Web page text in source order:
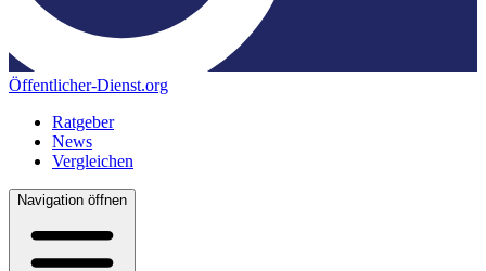
Öffentlicher-Dienst.org
Ratgeber
News
Vergleichen
Navigation öffnen